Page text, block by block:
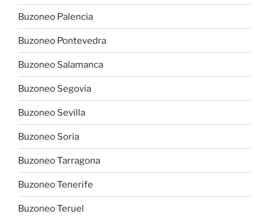
Buzoneo Palencia
Buzoneo Pontevedra
Buzoneo Salamanca
Buzoneo Segovia
Buzoneo Sevilla
Buzoneo Soria
Buzoneo Tarragona
Buzoneo Tenerife
Buzoneo Teruel